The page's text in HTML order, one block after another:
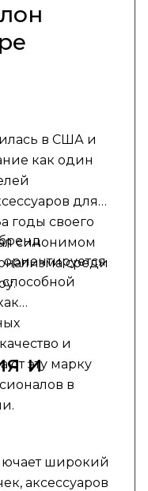
в США и
как один
для
годы своего
синонимом
среди
и
эту марку
в
и
широкий
аксессуаров